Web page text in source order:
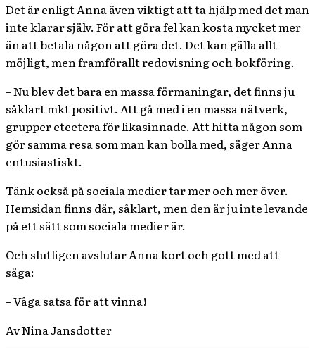
Det är enligt Anna även viktigt att ta hjälp med det man
inte klarar själv. För att göra fel kan kosta mycket mer
än att betala någon att göra det. Det kan gälla allt
möjligt, men framförallt redovisning och bokföring.
– Nu blev det bara en massa förmaningar, det finns ju
såklart mkt positivt. Att gå med i en massa nätverk,
grupper etcetera för likasinnade. Att hitta någon som
gör samma resa som man kan bolla med, säger Anna
entusiastiskt.
Tänk också på sociala medier tar mer och mer över.
Hemsidan finns där, såklart, men den är ju inte levande
på ett sätt som sociala medier är.
Och slutligen avslutar Anna kort och gott med att
säga:
– Våga satsa för att vinna!
Av Nina Jansdotter